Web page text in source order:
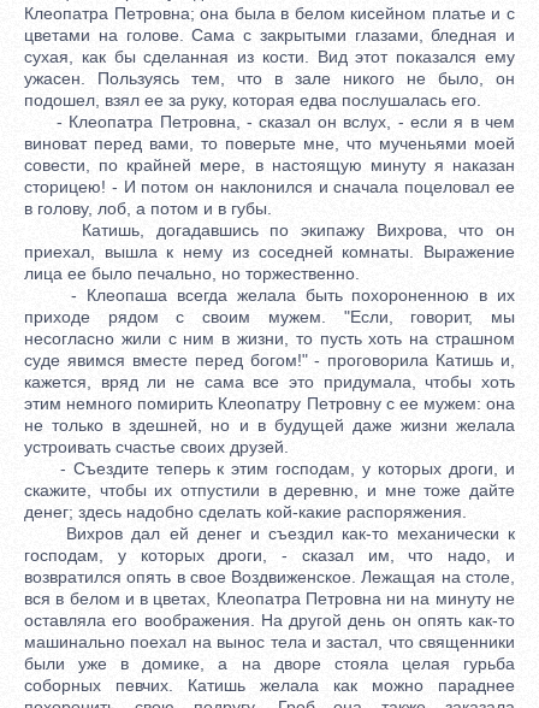
Клеопатра Петровна; она была в белом кисейном платье и с
цветами на голове. Сама с закрытыми глазами, бледная и
сухая, как бы сделанная из кости. Вид этот показался ему
ужасен. Пользуясь тем, что в зале никого не было, он
подошел, взял ее за руку, которая едва послушалась его.
- Клеопатра Петровна, - сказал он вслух, - если я в чем
виноват перед вами, то поверьте мне, что мученьями моей
совести, по крайней мере, в настоящую минуту я наказан
сторицею! - И потом он наклонился и сначала поцеловал ее
в голову, лоб, а потом и в губы.
Катишь, догадавшись по экипажу Вихрова, что он
приехал, вышла к нему из соседней комнаты. Выражение
лица ее было печально, но торжественно.
- Клеопаша всегда желала быть похороненною в их
приходе рядом с своим мужем. "Если, говорит, мы
несогласно жили с ним в жизни, то пусть хоть на страшном
суде явимся вместе перед богом!" - проговорила Катишь и,
кажется, вряд ли не сама все это придумала, чтобы хоть
этим немного помирить Клеопатру Петровну с ее мужем: она
не только в здешней, но и в будущей даже жизни желала
устроивать счастье своих друзей.
- Съездите теперь к этим господам, у которых дроги, и
скажите, чтобы их отпустили в деревню, и мне тоже дайте
денег; здесь надобно сделать кой-какие распоряжения.
Вихров дал ей денег и съездил как-то механически к
господам, у которых дроги, - сказал им, что надо, и
возвратился опять в свое Воздвиженское. Лежащая на столе,
вся в белом и в цветах, Клеопатра Петровна ни на минуту не
оставляла его воображения. На другой день он опять как-то
машинально поехал на вынос тела и застал, что священники
были уже в домике, а на дворе стояла целая гурьба
соборных певчих. Катишь желала как можно параднее